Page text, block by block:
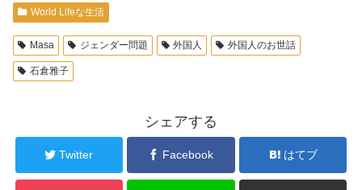
World Lifeな生活
Masa ジェンダー問題 外国人 外国人のお世話
石倉雅子
シェアする
Twitter Facebook はてブ